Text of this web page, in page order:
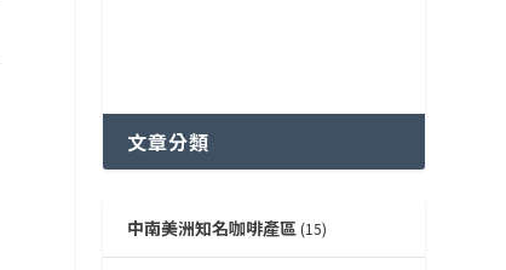
文章分類
中南美洲知名咖啡產區 (15)